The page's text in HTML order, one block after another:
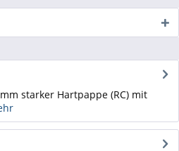
starker Hartpappe (RC) mit